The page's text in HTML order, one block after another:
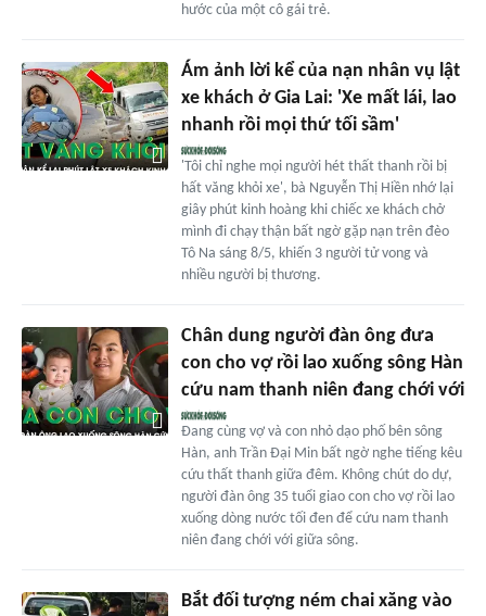
hước của một cô gái trẻ.
Ám ảnh lời kể của nạn nhân vụ lật
xe khách ở Gia Lai: 'Xe mất lái, lao
nhanh rồi mọi thứ tối sầm'
'Tôi chỉ nghe mọi người hét thất thanh rồi bị
hất văng khỏi xe', bà Nguyễn Thị Hiền nhớ lại
giây phút kinh hoàng khi chiếc xe khách chở
mình đi chạy thận bất ngờ gặp nạn trên đèo
Tô Na sáng 8/5, khiến 3 người tử vong và
nhiều người bị thương.
Chân dung người đàn ông đưa
con cho vợ rồi lao xuống sông Hàn
cứu nam thanh niên đang chới với
Đang cùng vợ và con nhỏ dạo phố bên sông
Hàn, anh Trần Đại Min bất ngờ nghe tiếng kêu
cứu thất thanh giữa đêm. Không chút do dự,
người đàn ông 35 tuổi giao con cho vợ rồi lao
xuống dòng nước tối đen để cứu nam thanh
niên đang chới với giữa sông.
Bắt đối tượng ném chai xăng vào